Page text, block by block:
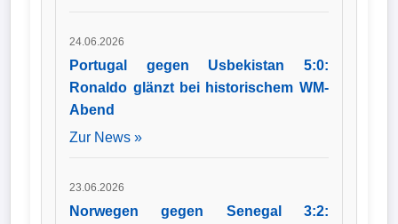
24.06.2026
Portugal gegen Usbekistan 5:0:
Ronaldo glänzt bei historischem WM-
Abend
Zur News »
23.06.2026
Norwegen gegen Senegal 3:2: